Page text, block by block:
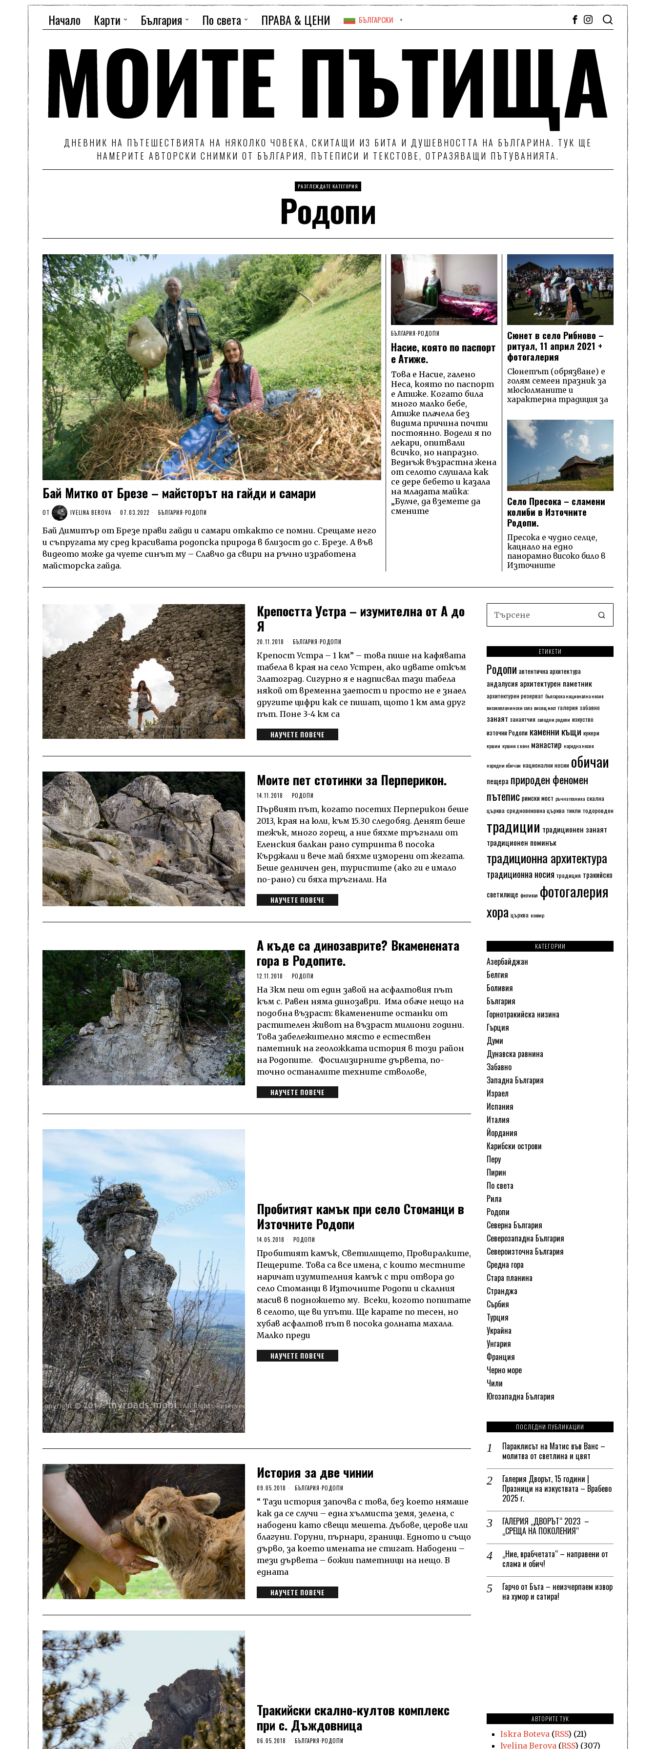
Начало Карти България По света ПРАВА & ЦЕНИ БЪЛГАРСКИ ▼
ДНЕВНИК НА ПЪТЕШЕСТВИЯТА НА НЯКОЛКО ЧОВЕКА, СКИТАЩИ ИЗ БИТА И ДУШЕВНОСТТА НА БЪЛГАРИНА. ТУК ЩЕ
НАМЕРИТЕ АВТОРСКИ СНИМКИ ОТ БЪЛГАРИЯ, ПЪТЕПИСИ И ТЕКСТОВЕ, ОТРАЗЯВАЩИ ПЪТУВАНИЯТА.
РАЗГЛЕЖДАТЕ КАТЕГОРИЯ
Родопи
Бай Митко от Брезе – майсторът на гайди и самари
ОТ IVELINA BEROVA 07.03.2022 БЪЛГАРИЯ·РОДОПИ
Бай Димитър от Брезе прави гайди и самари откакто се помни. Срещаме него
и съпругата му сред красивата родопска природа в близост до с. Брезе. А във
видеото може да чуете синът му – Славчо да свири на ръчно изработена
майсторска гайда.
БЪЛГАРИЯ·РОДОПИ
Насие, която по паспорт
е Атиже.
Това е Насие, галено
Неса, която по паспорт
е Атиже. Когато била
много малко бебе,
Атиже плачела без
видима причина почти
постоянно. Водели я по
лекари, опитвали
всичко, но напразно.
Веднъж възрастна жена
от селото слушала как
се дере бебето и казала
на младата майка:
„Булче, да вземете да
смените
Сюнет в село Рибново –
ритуал, 11 април 2021 +
фотогалерия
Сюнетът (обрязване) е
голям семеен празник за
мюсюлманите и
характерна традиция за
Село Пресока – сламени
колиби в Източните
Родопи.
Пресока е чудно селце,
кацнало на едно
панорамно високо било в
Източните
Крепостта Устра – изумителна от А до
Я
20.11.2018 БЪЛГАРИЯ·РОДОПИ
Крепост Устра – 1 км” – това пише на кафявата
табела в края на село Устрен, ако идвате откъм
Златоград. Сигурно я е надписвал тази табела
някой от временна заетост и просто не е знаел
другите цифри как се пишат, щото 1 км ама друг
път. Поне 3-4 км са
НАУЧЕТЕ ПОВЕЧЕ
Моите пет стотинки за Перперикон.
14.11.2018 РОДОПИ
Първият път, когато посетих Перперикон беше
2013, края на юли, към 15.30 следобяд. Денят беше
тежък, много горещ, а ние бяхме тръгнали от
Еленския балкан рано сутринта в посока
Кърджали и вече май бяхме изморени от жегата.
Беше делничен ден, туристите (ако ги е имало
по-рано) си бяха тръгнали. На
НАУЧЕТЕ ПОВЕЧЕ
А къде са динозаврите? Вкаменената
гора в Родопите.
12.11.2018 РОДОПИ
На 3км пеш от един завой на асфалтовия път
към с. Равен няма динозаври. Има обаче нещо на
подобна възраст: вкаменените останки от
растителен живот на възраст милиони години.
Това забележително място е естествен
паметник на геоложката история в този район
на Родопите. Фосилизирните дървета, по-
точно останалите техните стволове,
НАУЧЕТЕ ПОВЕЧЕ
Пробитият камък при село Стоманци в
Източните Родопи
14.05.2018 РОДОПИ
Пробитият камък, Светилището, Провиралките,
Пещерите. Това са все имена, с които местните
наричат изумителния камък с три отвора до
село Стоманци в Източните Родопи и скалния
масив в подножието му. Всеки, когото попитате
в селото, ще ви упъти. Ще карате по тесен, но
хубав асфалтов път в посока долната махала.
Малко преди
НАУЧЕТЕ ПОВЕЧЕ
История за две чинии
09.05.2018 БЪЛГАРИЯ·РОДОПИ
“ Тази история започва с това, без което нямаше
как да се случи – една хълмиста земя, зелена, с
набодени като свещи мешета. Дъбове, церове или
благуни. Горуни, пърнари, граници. Едното и също
дърво, за което имената не стигат. Набодени –
тези дървета – божии паметници на нещо. В
едната
НАУЧЕТЕ ПОВЕЧЕ
Тракийски скално-култов комплекс
при с. Дъждовница
06.05.2018 БЪЛГАРИЯ·РОДОПИ
ЕТИКЕТИ
Родопи автентична архитектура
андалусия архитектурен паметник
архитектурен резерват българска национална носия
високопланински села висящ мост галерия забавно
занаят занаятчия западни родопи изкуство
източни Родопи каменни къщи кукери
кушии кушии с коне манастир народна носия
народни обичаи национални носии обичаи
пещера природен феномен
пътепис римски мост ръчна техника скална
църква средновековна църква тикли тодоровден
традиции традиционен занаят
традиционен поминък
традиционна архитектура
традиционна носия традиция тракийско
светилище фестивал фотогалерия
хора църква язовир
КАТЕГОРИИ
Азербайджан
Белгия
Боливия
България
Горнотракийска низина
Гърция
Думи
Дунавска равнина
Забавно
Западна България
Израел
Испания
Италия
Йордания
Карибски острови
Перу
Пирин
По света
Рила
Родопи
Северна България
Северозападна България
Североизточна България
Средна гора
Стара планина
Странджа
Сърбия
Турция
Украйна
Унгария
Франция
Черно море
Чили
Югозападна България
ПОСЛЕДНИ ПУБЛИКАЦИИ
Параклисът на Матис във Ванс –
молитва от светлина и цвят
Галерия Дворът, 15 години |
Празници на изкуствата – Врабево
2025 г.
ГАЛЕРИЯ „ДВОРЪТ“ 2023 –
„СРЕЩА НА ПОКОЛЕНИЯ“
„Ние, врабчетата“ – направени от
слама и обич!
Гарчо от Бъта – неизчерпаем извор
на хумор и сатира!
АВТОРИТЕ ТУК
Iskra Boteva (RSS) (21)
Ivelina Berova (RSS) (307)